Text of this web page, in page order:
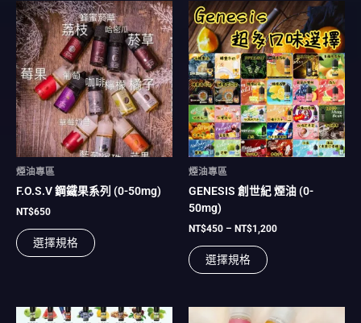
煙油專區
F.O.S.V 鋼鐵果系列 (0-50mg)
NT$650
選擇規格
此
產
品
有
多
種
款
式。
可
在
品
選
煙油專區
GENESIS 創世紀 煙油 (0-
50mg)
NT$450 – NT$1,200
價
格
範
圍：
NT$450
到
NT$1,200
選擇規格
此
產
品
有
多
種
款
式。
可
在
品
面
擇
價
此